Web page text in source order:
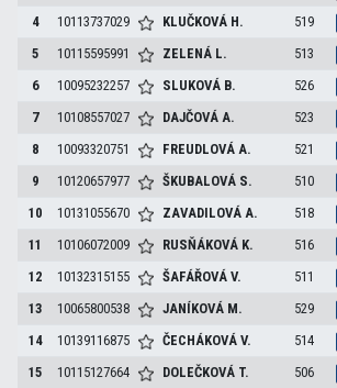
4
10113737029 KLUČKOVÁ H. 519
5
10115595991 ZELENÁ L. 513
6
10095232257 SLUKOVÁ B. 526
7
10108557027 DAJČOVÁA. 523
8
10093320751 FREUDLOVÁA. 521
9
10120657977 ŠKUBALOVÁ S. 510
10
10131055670 ZAVADILOVÁA. 518
11
10106072009 RUSŇÁKOVÁ K. 516
12
10132315155 ŠAFÁŘOVÁV. 511
13
10065800538 JANÍKOVÁ M. 529
14
10139116875 ČECHÁKOVÁV. 514
15
10115127664 DOLEČKOVÁ T. 506